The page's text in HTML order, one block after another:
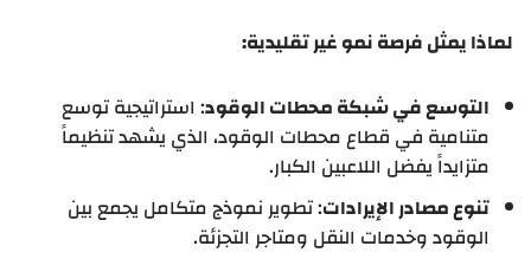
لماذا يمثل فرصة نمو غير تقليدية:
التوسع في شبكة محطات الوقود: استراتيجية توسع
متنامية في قطاع محطات الوقود، الذي يشهد تنظيماً
متزايداً يفضل اللاعبين الكبار.
تنوع مصادر الإيرادات: تطوير نموذج متكامل يجمع بين
الوقود وخدمات النقل ومتاجر التجزئة.